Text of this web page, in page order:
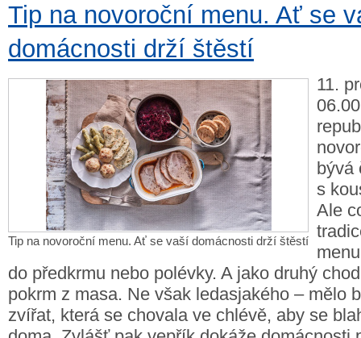
Tip na novoroční menu. Ať se
domácnosti drží štěstí
Tip na novoroční menu. Ať se vaší domácnosti drží štěstí
11.
bývá
s
Ale
do předkrmu nebo polévky. A jako druhý
pokrm z masa. Ne však ledasjakého – mělo
zvířat, která se chovala ve chlévě, aby se